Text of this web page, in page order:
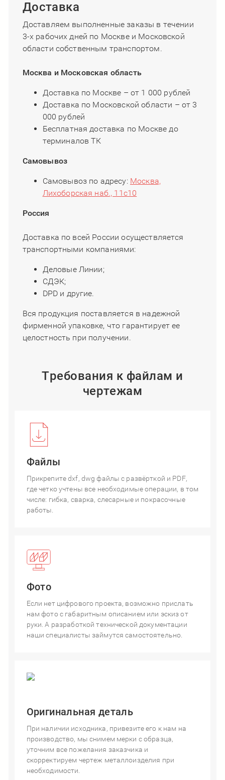
Доставка
Доставляем выполненные заказы в течении
3-х рабочих дней по Москве и Московской
области собственным транспортом.
Москва и Московская область
Доставка по Москве – от 1 000 рублей
Доставка по Московской области – от 3
000 рублей
Бесплатная доставка по Москве до
терминалов ТК
Самовывоз
Самовывоз по адресу: Москва,
Лихоборская наб., 11с10
Россия
Доставка по всей России осуществляется
транспортными компаниями:
Деловые Линии;
СДЭК;
DPD и другие.
​​​​​​​​​​​​​​Вся продукция поставляется в надежной
фирменной упаковке, что гарантирует ее
целостность при получении.
Требования к файлам и
чертежам
Файлы
Прикрепите dxf, dwg файлы с развёрткой и PDF,
где четко учтены все необходимые операции, в том
числе: гибка, сварка, слесарные и покрасочные
работы.
Фото
Если нет цифрового проекта, возможно прислать
нам фото с габаритным описанием или эскиз от
руки. А разработкой технической документации
наши специалисты займутся самостоятельно.
Оригинальная деталь
При наличии исходника, привезите его к нам на
производство, мы снимем мерки с образца,
уточним все пожелания заказчика и
скорректируем чертеж металлоизделия при
необходимости.